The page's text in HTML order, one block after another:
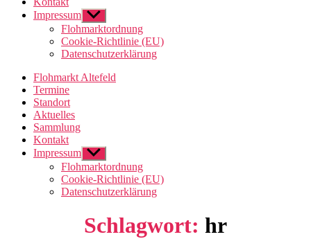
Impressum Untermenü
anzeigen
Flohmarktordnung
Cookie-Richtlinie (EU)
Datenschutzerklärung
Flohmarkt Altefeld
Termine
Standort
Aktuelles
Sammlung
Kontakt
Impressum Untermenü
anzeigen
Flohmarktordnung
Cookie-Richtlinie (EU)
Datenschutzerklärung
Schlagwort: hr